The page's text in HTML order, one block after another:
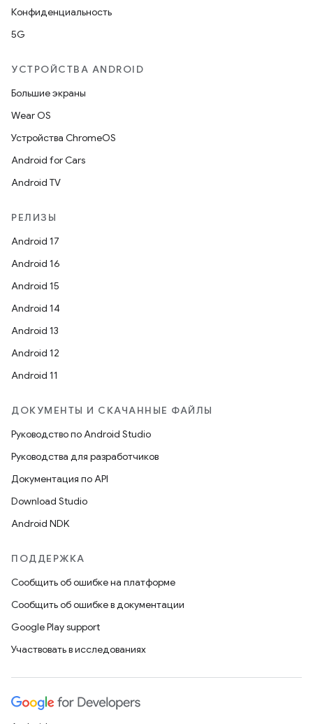
Конфиденциальность
5G
УСТРОЙСТВА ANDROID
Большие экраны
Wear OS
Устройства ChromeOS
Android for Cars
Android TV
РЕЛИЗЫ
Android 17
Android 16
Android 15
Android 14
Android 13
Android 12
Android 11
ДОКУМЕНТЫ И СКАЧАННЫЕ ФАЙЛЫ
Руководство по Android Studio
Руководства для разработчиков
Документация по API
Download Studio
Android NDK
ПОДДЕРЖКА
Сообщить об ошибке на платформе
Сообщить об ошибке в документации
Google Play support
Участвовать в исследованиях